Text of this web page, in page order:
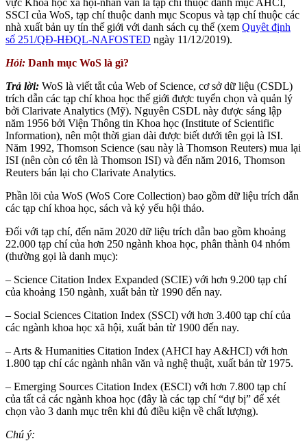
SSCI của WoS, tạp chí thuộc danh mục Scopus và tạp chí thuộc các
nhà xuất bản uy tín thế giới với danh sách cụ thể (xem Quyêt định
số 251/QĐ-HĐQL-NAFOSTED ngày 11/12/2019).
Hỏi: Danh mục WoS là gì?
Trả lời: WoS là viết tắt của Web of Science, cơ sở dữ liệu (CSDL)
trích dẫn các tạp chí khoa học thế giới được tuyển chọn và quản lý
bởi Clarivate Analytics (Mỹ). Nguyên CSDL này được sáng lập
năm 1956 bởi Viện Thông tin Khoa học (Institute of Scientific
Information), nên một thời gian dài được biết dưới tên gọi là ISI.
Năm 1992, Thomson Science (sau này là Thomson Reuters) mua lại
ISI (nên còn có tên là Thomson ISI) và đến năm 2016, Thomson
Reuters bán lại cho Clarivate Analytics.
Phần lõi của WoS (WoS Core Collection) bao gồm dữ liệu trích dẫn
các tạp chí khoa học, sách và kỷ yếu hội thảo.
Đối với tạp chí, đến năm 2020 dữ liệu trích dẫn bao gồm khoảng
22.000 tạp chí của hơn 250 ngành khoa học, phân thành 04 nhóm
(thường gọi là danh mục):
– Science Citation Index Expanded (SCIE) với hơn 9.200 tạp chí
của khoảng 150 ngành, xuất bản từ 1990 đến nay.
– Social Sciences Citation Index (SSCI) với hơn 3.400 tạp chí của
các ngành khoa học xã hội, xuất bản từ 1900 đến nay.
– Arts & Humanities Citation Index (AHCI hay A&HCI) với hơn
1.800 tạp chí các ngành nhân văn và nghệ thuật, xuất bản từ 1975.
– Emerging Sources Citation Index (ESCI) với hơn 7.800 tạp chí
của tất cả các ngành khoa học (đây là các tạp chí “dự bị” để xét
chọn vào 3 danh mục trên khi đủ điều kiện về chất lượng).
Chú ý: